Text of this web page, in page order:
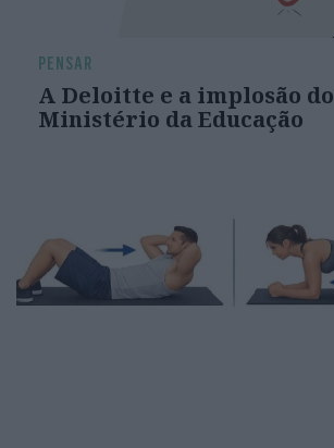
PENSAR
A Deloitte e a implosão do
Ministério da Educação